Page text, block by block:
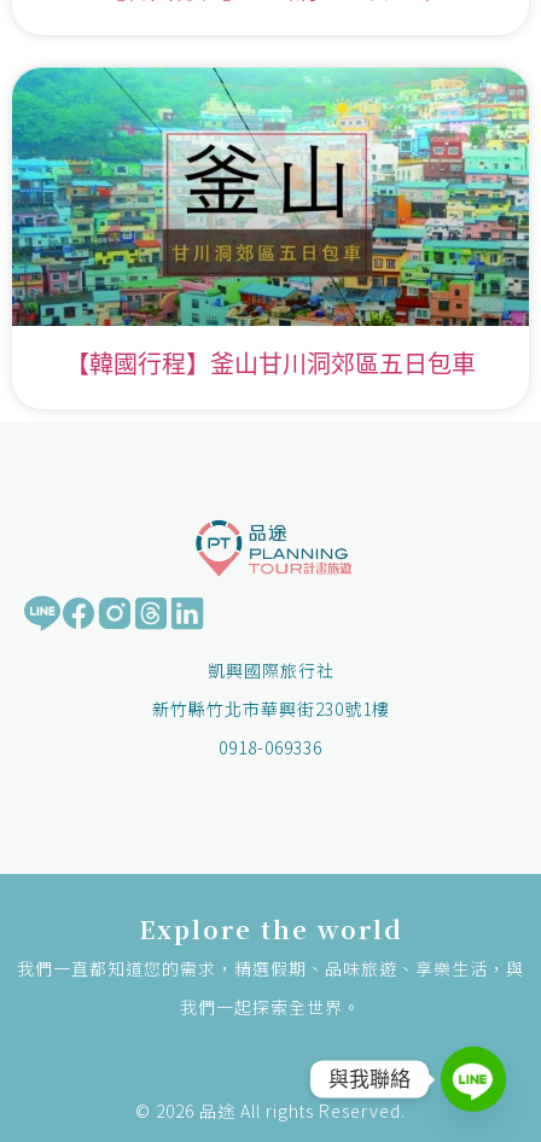
【韓國行程】釜山甘川洞郊區五日包車
凱興國際旅行社
新竹縣竹北市華興街230號1樓
0918-069336
Explore the world
我們一直都知道您的需求，精選假期、品味旅遊、享樂生活，與
我們一起探索全世界。
© 2026 品途 All rights Reserved.
與我聯絡